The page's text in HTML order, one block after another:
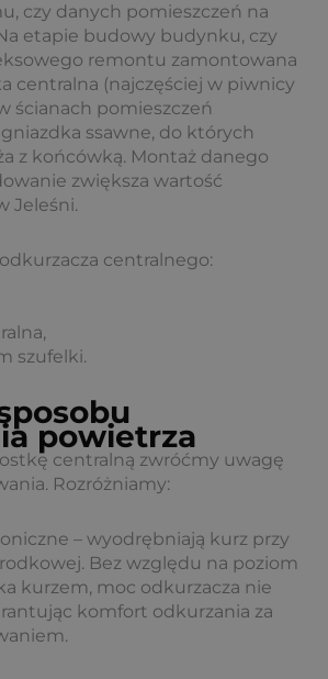
czy danych pomieszczeń na
etapie budowy budynku, czy
remontu zamontowana
centralna (najczęściej w piwnicy
ścianach pomieszczeń
ssawne, do których
z końcówką. Montaż danego
zwiększa wartość
Jeleśni.
centralnego:
szufelki.
powietrza
centralną zwróćmy uwagę
Rozróżniamy:
– wyodrębniają kurz przy
Bez względu na poziom
kurzem, moc odkurzacza nie
komfort odkurzania za